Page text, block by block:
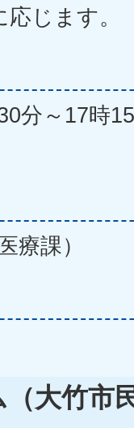
じます。
分～17時
療課）
大竹市